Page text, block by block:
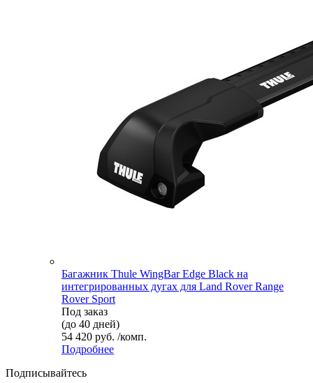
Багажник Thule WingBar Edge Black на
интегрированных дугах для Land Rover Range
Rover Sport
Под заказ
(до 40 дней)
54 420 руб. /комп.
Подробнее
Подписывайтесь